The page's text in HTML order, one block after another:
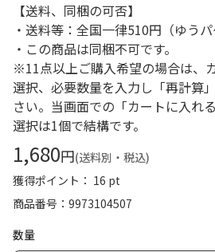
【送料、同梱の可否】
・送料等：全国一律510円（ゆう
・この商品は同梱不可です。
※11点以上ご購入希望の場合は、
選択、必要数量を入力し「再計算
さい。当画面での「カートに入れ
選択は1個で結構です。
1,680円(送料別・税込)
獲得ポイント： 16 pt
商品番号
9973104507
数量